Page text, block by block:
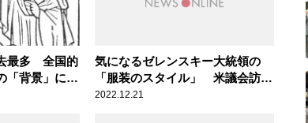
最多 全国的
「背景」に辛
気になるゼレンスキー大統領の
「服装のスタイル」 米議会訪問
が実現の場合
2022.12.21